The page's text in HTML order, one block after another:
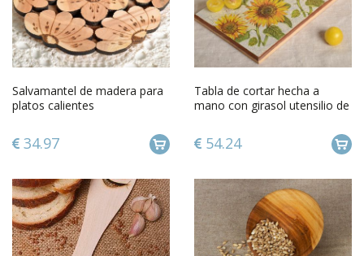
Salvamantel de madera para
platos calientes
34.97
Tabla de cortar hecha a
mano con girasol utensilio de
54.24